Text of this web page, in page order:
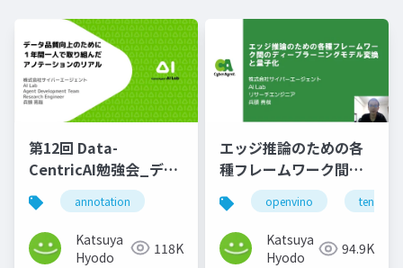
第12回 Data-
CentricAI勉強会_デー
タ品質向上のために１
年間一人で取り組んだ
アノテーションのリア
ル
annotation
Katsuya
Hyodo
118K
エッジ推論のための各
種フレームワーク間デ
ィープラーニングモデ
ル変換と量子化
openvino
Katsuya
Hyodo
94.9K